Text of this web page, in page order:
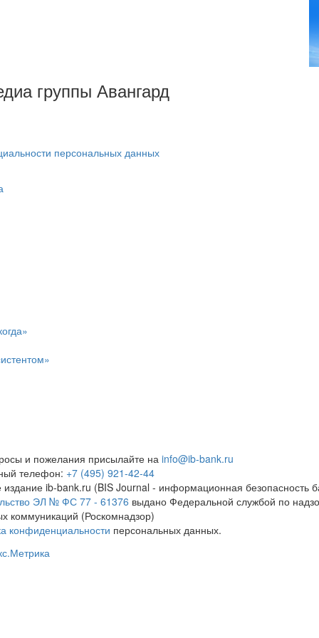
группы Авангард
персональных данных
и пожелания присылайте на info@ib-bank.ru
телефон: +7 (495) 921-42-44
издание ib-bank.ru (BIS Journal - информационная безопасность
ЭЛ № ФС 77 - 61376 выдано Федеральной службой по
коммуникаций (Роскомнадзор)
конфиденциальности персональных данных.